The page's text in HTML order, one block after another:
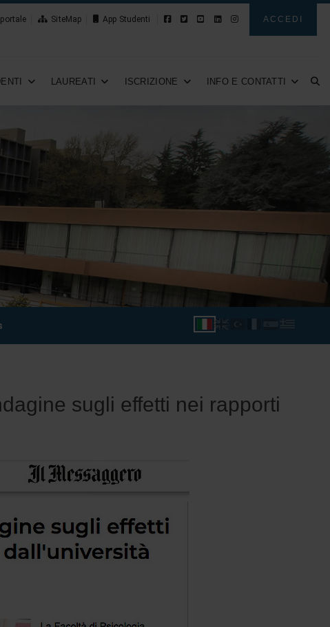
SiteMap Novità ACCEDI
LAUREATI ISCRIZIONE INFO E CONTATTI
sugli effetti nei rapporti